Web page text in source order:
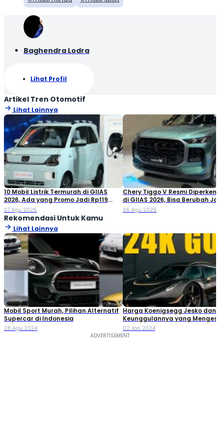
Baghendra Lodra
Lihat Profil
Artikel Tren Otomotif
Lihat Lainnya
10 Mobil Listrik Termurah di GIIAS
2026, Ada yang Promo Jadi Rp119
Jutaan!
07 Agu 2026
Chery Tiggo V Resmi
di GIIAS 2026, Bisa Berubah
Double Cabin
06 Agu 2026
Rekomendasi Untuk Kamu
Lihat Lainnya
Mobil Sport Murah, Pilihan Alternatif
Supercar di Indonesia
28 Agu 2024
Harga Koenigsegg Jesko dan
Keunggulannya yang
02 Jan 2024